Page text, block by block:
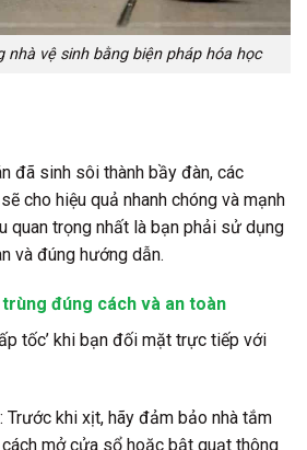
nhà vệ sinh bằng biện pháp hóa học
đã sinh sôi thành bầy đàn, các
cho hiệu quả nhanh chóng và mạnh
quan trọng nhất là bạn phải sử dụng
và đúng hướng dẫn.
đúng cách và an toàn
tốc’ khi bạn đối mặt trực tiếp với
Trước khi xịt, hãy đảm bảo nhà tắm
mở cửa sổ hoặc bật quạt thông